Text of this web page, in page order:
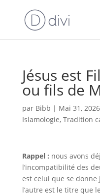
Jésus est
ou fils de
par Bibb | Mai 31, 2026
Islamologie, Tradition
Rappel : nous avons
l’incompatibilité des
est celui que se donne
l’autre est le titre que